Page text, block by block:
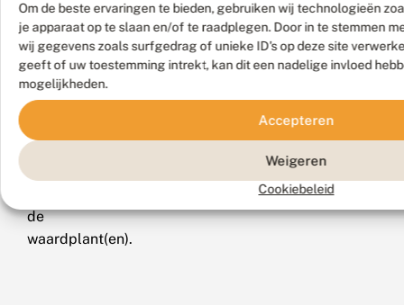
Om de beste ervaringen te bieden, gebruiken wij technologieën
je apparaat op te slaan en/of te raadplegen. Door in te stemmen
wij gegevens zoals surfgedrag of unieke ID's op deze site
geeft of uw toestemming intrekt, kan dit een nadelige invloed
mogelijkheden.
Accepteren
Weigeren
Cookiebeleid
het
jaar
waarin
de
rupsen
het
de
waardplant(en).